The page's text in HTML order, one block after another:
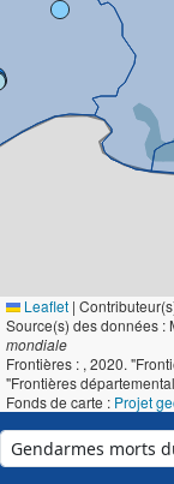
Leaflet |
Source(s) des données :
mondiale
Frontières : , 2020.
"Frontières
Fonds de carte : Projet